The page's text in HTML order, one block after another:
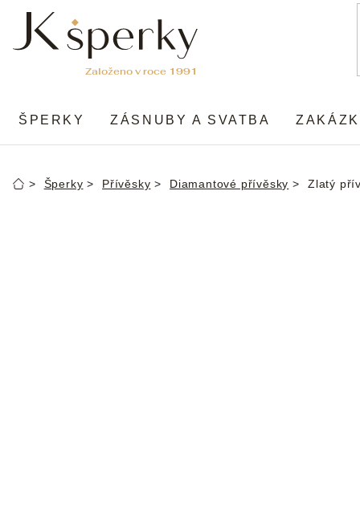
obsah
ŠPERKY ZÁSNUBY A SVATBA
DomůŠperky Přívěsky Diamantové přívěsky Zlatý